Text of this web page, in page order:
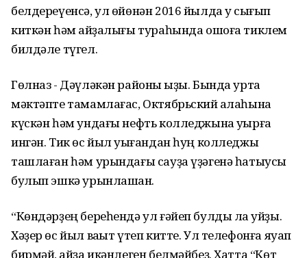
белдереүенсә, ул өйөнән 2016 йылда уҡ сығып
киткән һәм ҡайҙалығы тураһында ошоға тиклем
билдәле түгел.
Гөлназ - Дәүләкән районы ҡыҙы. Бында урта
мәктәпте тамамлағас, Октябрьский ҡалаһына
күскән һәм ундағы нефть колледжына уҡырға
ингән. Тик өс йыл уҡығандан һуң колледжы
ташлаған һәм урындағы сауҙа үҙәгенә һатыусы
булып эшкә урынлашҡан.
“Көндәрҙең береһендә ул ғәйеп булды ла ҡуйҙы.
Хәҙер өс йыл ваҡыт үтеп китте. Ул телефонға яуап
бирмәй, ҡайҙа икәнлеген белмәйбеҙ. Хатта “Көт